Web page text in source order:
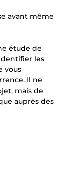
avant même
étude de
les
vous
Il ne
mais de
auprès des